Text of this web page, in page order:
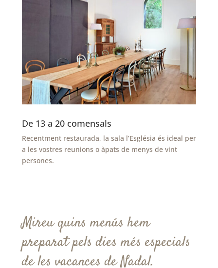
De 13 a 20 comensals
Recentment restaurada, la sala l’Església és ideal per
a les vostres reunions o àpats de menys de vint
persones.
Mireu quins menús hem
preparat pels dies més especials
de les vacances de Nadal.